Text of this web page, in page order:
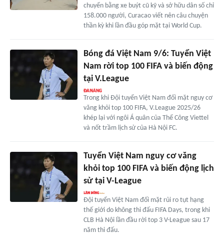
chuyển bằng xe buýt cũ kỹ và sở hữu dân số chỉ
158.000 người, Curacao viết nên câu chuyện
thần kỳ khi lần đầu góp mặt tại World Cup.
Bóng đá Việt Nam 9/6: Tuyển Việt
Nam rời top 100 FIFA và biến động
tại V.League
Trong khi Đội tuyển Việt Nam đối mặt nguy cơ
văng khỏi top 100 FIFA, V.League 2025/26
khép lại với ngôi Á quân của Thể Công Viettel
và nốt trầm lịch sử của Hà Nội FC.
Tuyển Việt Nam nguy cơ văng
khỏi top 100 FIFA và biến động lịch
sử tại V-League
Đội tuyển Việt Nam đối mặt rủi ro tụt hạng
thế giới do không thi đấu FIFA Days, trong khi
CLB Hà Nội lần đầu rời top 3 V-League sau 17
năm thi đấu.